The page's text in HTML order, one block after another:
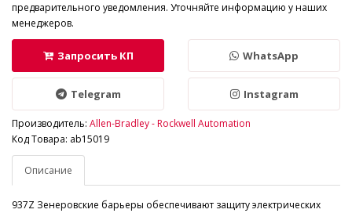
предварительного уведомления. Уточняйте информацию у наших
менеджеров.
Запросить КП WhatsApp
Telegram Instagram
Производитель: Allen-Bradley - Rockwell Automation
Код Товара: ab15019
Описание
937Z Зенеровские барьеры обеспечивают защиту электрических